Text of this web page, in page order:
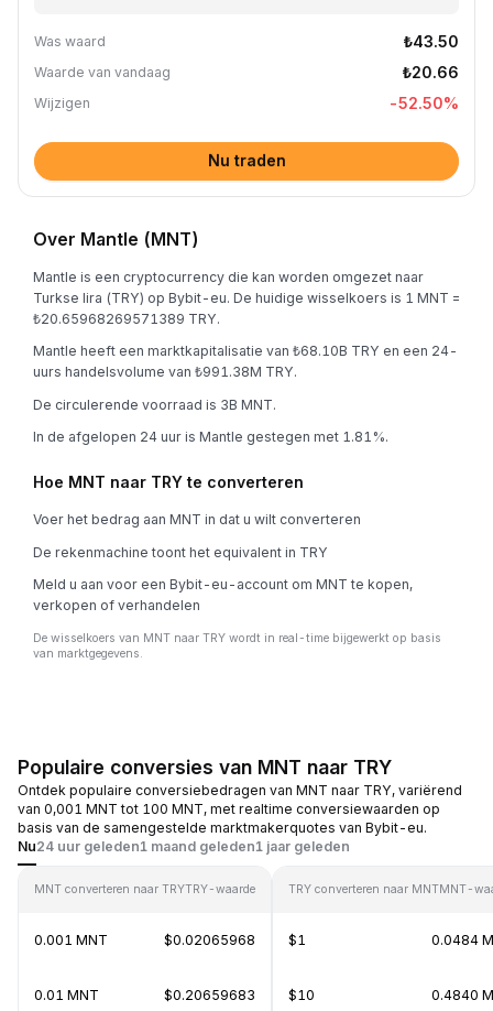
Was waard ₺43.50
Waarde van vandaag ₺20.66
Wijzigen -52.50%
Nu traden
Over Mantle (MNT)
Mantle is een cryptocurrency die kan worden omgezet naar
Turkse lira (TRY) op Bybit-eu. De huidige wisselkoers is 1 MNT =
₺20.65968269571389 TRY.
Mantle heeft een marktkapitalisatie van ₺68.10B TRY en een 24-
uurs handelsvolume van ₺991.38M TRY.
De circulerende voorraad is 3B MNT.
In de afgelopen 24 uur is Mantle gestegen met 1.81%.
Hoe MNT naar TRY te converteren
Voer het bedrag aan MNT in dat u wilt converteren
De rekenmachine toont het equivalent in TRY
Meld u aan voor een Bybit-eu-account om MNT te kopen,
verkopen of verhandelen
De wisselkoers van MNT naar TRY wordt in real-time bijgewerkt op basis
van marktgegevens.
Populaire conversies van MNT naar TRY
Ontdek populaire conversiebedragen van MNT naar TRY, variërend
van 0,001 MNT tot 100 MNT, met realtime conversiewaarden op
basis van de samengestelde marktmakerquotes van Bybit-eu.
Nu24 uur geleden1 maand geleden1 jaar geleden
MNT converteren naar TRYTRY-waarde
0.001 MNT $0.02065968
0.01 MNT $0.20659683
TRY converteren naar MNTMNT-
$1 0.0484
$10 0.4840